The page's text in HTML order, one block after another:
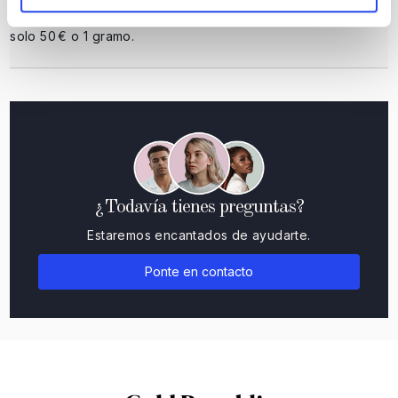
Puede invertir en metales preciosos en GoldRepublic desde
solo 50 € o 1 gramo.
¿Todavía tienes preguntas?
Estaremos encantados de ayudarte.
Ponte en contacto